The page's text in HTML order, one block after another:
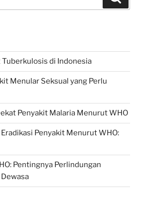
Tuberkulosis di Indonesia
Menular Seksual yang Perlu
Penyakit Malaria Menurut WHO
Penyakit Menurut WHO:
Pentingnya Perlindungan